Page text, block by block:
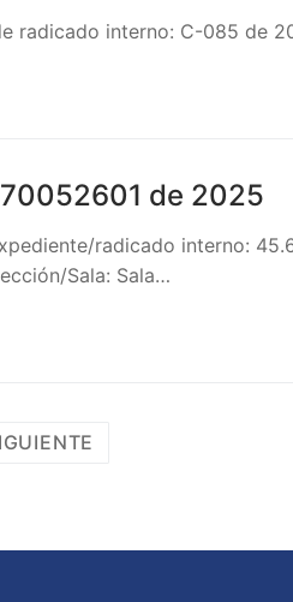
radicado interno: C-085 de
de 2025
radicado interno:
Sala: Sala…